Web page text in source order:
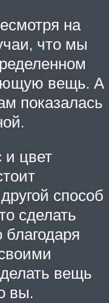
на
что мы
вещь. А
показалась
и цвет
способ
сделать
вещь
вы.